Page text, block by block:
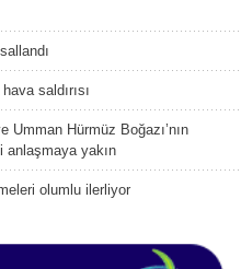
saldırısı
Hürmüz Boğazı’nın
anlaşmaya yakın
olumlu ilerliyor